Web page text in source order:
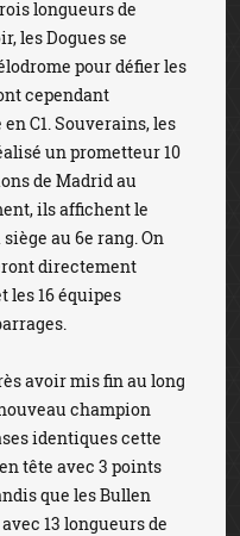
longueurs de
les Dogues se
pour défier les
cependant
C1. Souverains, les
un prometteur 10
de Madrid au
ils affichent le
au 6e rang. On
directement
les 16 équipes
avoir mis fin au long
champion
identiques cette
tête avec 3 points
que les Bullen
13 longueurs de